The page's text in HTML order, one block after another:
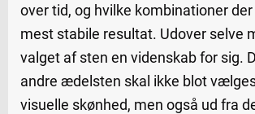
over tid, og hvilke kombinationer
mest stabile resultat. Udover selve
valget af sten en videnskab for sig.
andre ædelsten skal ikke blot
visuelle skønhed, men også ud fra